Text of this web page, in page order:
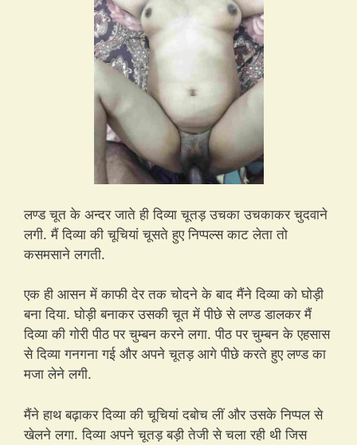
लण्ड चूत के अन्दर जाते ही दिव्या चूतड़ उचका उचकाकर चुदवाने
लगी. मैं दिव्या की चूचियां चूसते हुए निप्पल्स काट लेता तो
कसमसाने लगती.
एक ही आसन में काफी देर तक चोदने के बाद मैंने दिव्या को घोड़ी
बना दिया. घोड़ी बनाकर उसकी चूत में पीछे से लण्ड डालकर मैं
दिव्या की गोरी पीठ पर चुम्बन करने लगा. पीठ पर चुम्बन के एहसास
से दिव्या गनगना गई और अपने चूतड़ आगे पीछे करते हुए लण्ड का
मजा लेने लगी.
मैंने हाथ बढ़ाकर दिव्या की चूचियां दबोच लीं और उसके निप्पल से
खेलने लगा. दिव्या अपने चूतड़ बड़ी तेजी से चला रही थी जिस